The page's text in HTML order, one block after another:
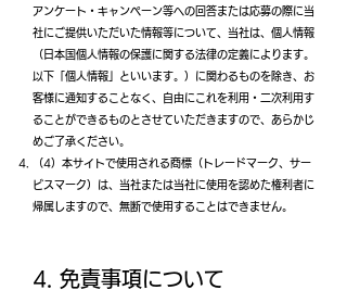
アンケート・キャンペーン等への回答または応募の際に当
社にご提供いただいた情報等について、当社は、個人情報
（日本国個人情報の保護に関する法律の定義によります。
以下「個人情報」といいます。）に関わるものを除き、お
客様に通知することなく、自由にこれを利用・二次利用す
ることができるものとさせていただきますので、あらかじ
めご了承ください。
（4）本サイトで使用される商標（トレードマーク、サー
ビスマーク）は、当社または当社に使用を認めた権利者に
帰属しますので、無断で使用することはできません。
4. 免責事項について